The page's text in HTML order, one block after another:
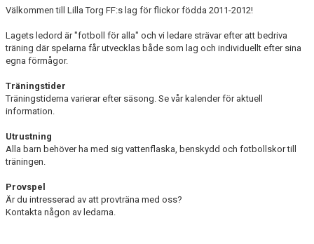
Välkommen till Lilla Torg FF:s lag för flickor födda 2011-2012!
Lagets ledord är "fotboll för alla" och vi ledare strävar efter att bedriva
träning där spelarna får utvecklas både som lag och individuellt efter sina
egna förmågor.
Träningstider
Träningstiderna varierar efter säsong. Se vår kalender för aktuell
information.
Utrustning
Alla barn behöver ha med sig vattenflaska, benskydd och fotbollskor till
träningen.
Provspel
Är du intresserad av att provträna med oss?
Kontakta någon av ledarna.